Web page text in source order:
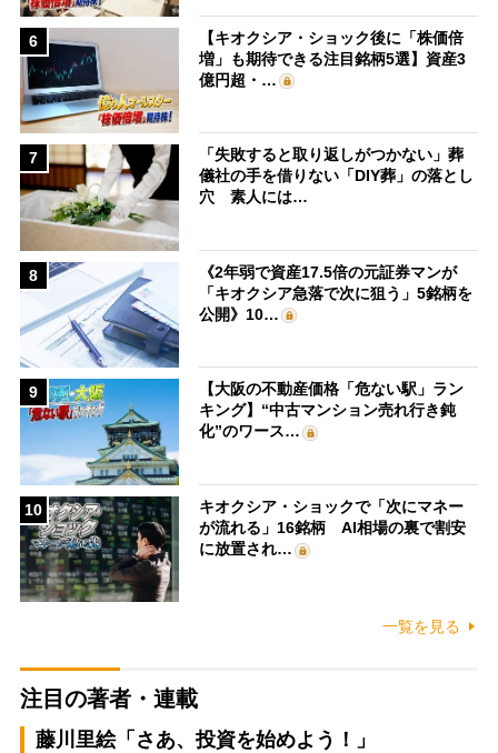
6
【キオクシア・ショック後に「株価倍
増」も期待できる注目銘柄5選】資産3
億円超・…
7
「失敗すると取り返しがつかない」葬
儀社の手を借りない「DIY葬」の落とし
穴 素人には…
8
《2年弱で資産17.5倍の元証券マンが
「キオクシア急落で次に狙う」5銘柄を
公開》10…
9
【大阪の不動産価格「危ない駅」ラン
キング】“中古マンション売れ行き鈍
化”のワース…
10
キオクシア・ショックで「次にマネー
が流れる」16銘柄 AI相場の裏で割安
に放置され…
一覧を見る
注目の著者・連載
藤川里絵「さあ、投資を始めよう！」